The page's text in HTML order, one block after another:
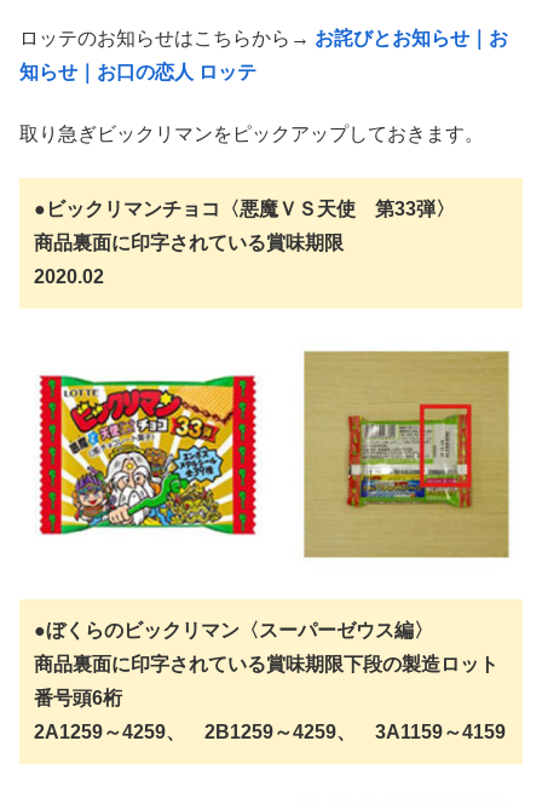
ロッテのお知らせはこちらから→ お詫びとお知らせ｜お
知らせ｜お口の恋人 ロッテ
取り急ぎビックリマンをピックアップしておきます。
●ビックリマンチョコ〈悪魔ＶＳ天使 第33弾〉
商品裏面に印字されている賞味期限
2020.02
●ぼくらのビックリマン〈スーパーゼウス編〉
商品裏面に印字されている賞味期限下段の製造ロット
番号頭6桁
2A1259～4259、 2B1259～4259、 3A1159～4159